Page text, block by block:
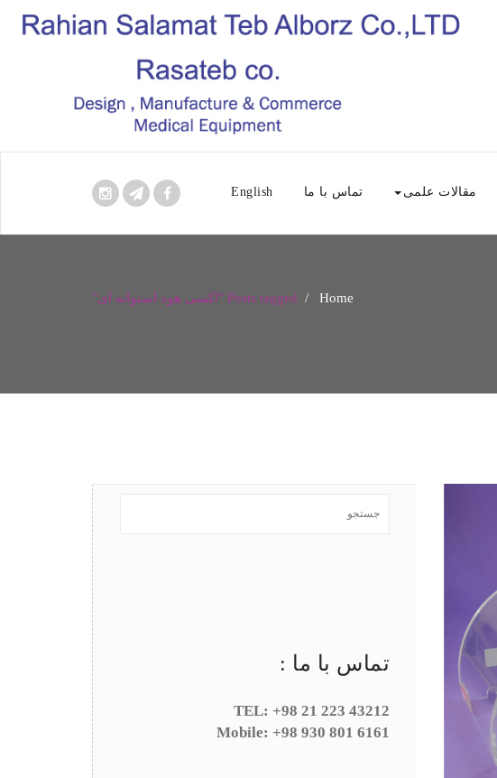
مقالات علمی تماس با ما English
Home
/ Posts tagged "اکسی هود استوانه ای"
تماس با ما :
TEL: +98 21 223 43212
Mobile: +98 930 801 6161